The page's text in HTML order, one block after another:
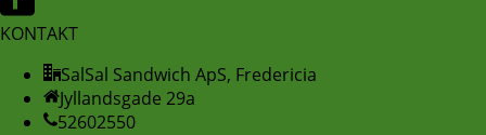
KONTAKT
SalSal Sandwich ApS, Fredericia
Jyllandsgade 29a
52602550